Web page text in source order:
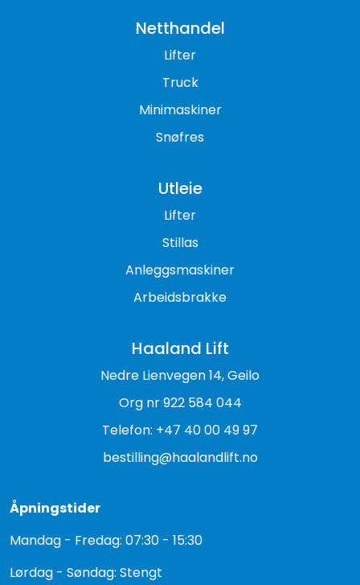
Netthandel
Lifter
Truck
Minimaskiner
Snøfres
Utleie
Lifter
Stillas
Anleggsmaskiner
Arbeidsbrakke
Haaland Lift
Nedre Lienvegen 14, Geilo
Org nr 922 584 044
Telefon: +47 40 00 49 97
bestilling@haalandlift.no
Åpningstider
Mandag - Fredag: 07:30 - 15:30
Lørdag - Søndag: Stengt